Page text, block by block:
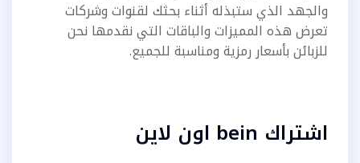
والجهد الذي ستبذله أثناء بحثك لقنوات وشركات
تعرض هذه المميزات والباقات التي نقدمها نحن
للزبائن بأسعار رمزية ومناسبة للجميع.
اشتراك bein اون لاين